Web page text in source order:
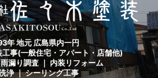
年 地元 広島県内一円
事(一般住宅・アパート・店舗他)
雨漏り調査 ｜ 内装リフォーム
浄 ｜ シーリング工事